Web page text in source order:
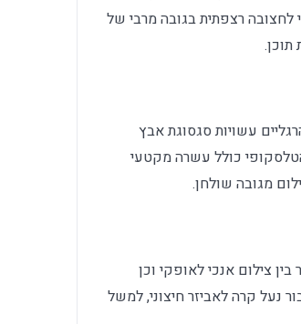
רצפתית בגובה מרבי של
עשויות סגסוגת אבץ
כולל עשרה מקטעי
מגובה שולחן.
צילום אנכי לאופקי וכן
נעל קרה לאביזר חיצוני, למשל